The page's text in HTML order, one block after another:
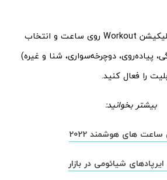
می‌توانید با باز کردن اپلیکیشن Workout روی ساعت و انتخاب
پیاده‌روی، دوچرخه‌سواری، شنا و غیره)
را فعال کنید.
بیشتر بخوانید:
های هوشمند 2022
شیائومی در بازار